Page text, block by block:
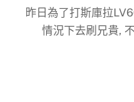
昨日為了打斯庫拉
情況下去刷兄貴,